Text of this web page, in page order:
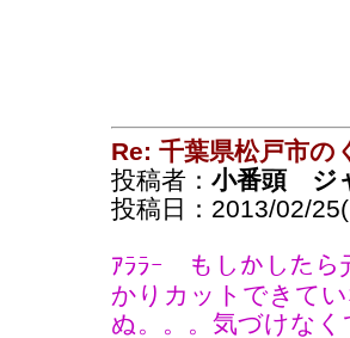
Re: 千葉県松戸市の
投稿者： 小番頭 ジ
投稿日：2013/02/
ｱﾗﾗｰ もしかしたら
かりカットできて
ぬ。。。気づけな